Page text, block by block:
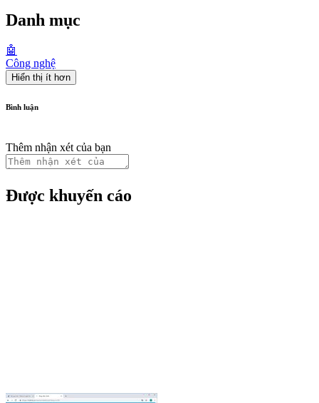
Danh mục
🤖
Công nghệ
Hiển thị ít hơn
Bình luận
Thêm nhận xét của bạn
Được khuyến cáo